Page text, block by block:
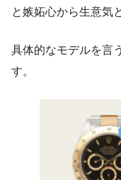
と嫉妬心から生意気
具体的なモデルを言
す。